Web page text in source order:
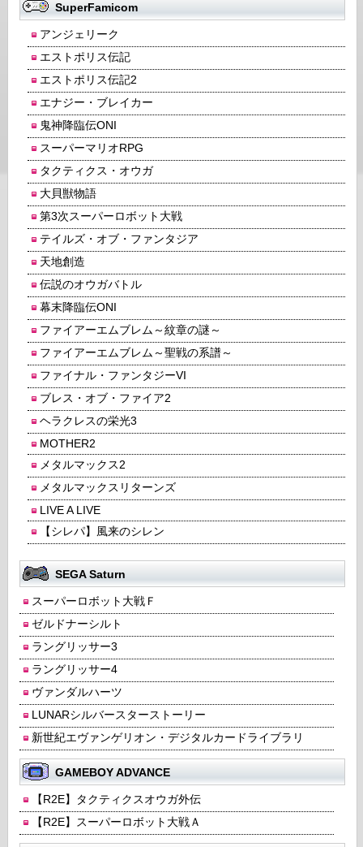
SuperFamicom
アンジェリーク
エストポリス伝記
エストポリス伝記2
エナジー・ブレイカー
鬼神降臨伝ONI
スーパーマリオRPG
タクティクス・オウガ
大貝獣物語
第3次スーパーロボット大戦
テイルズ・オブ・ファンタジア
天地創造
伝説のオウガバトル
幕末降臨伝ONI
ファイアーエムブレム～紋章の謎～
ファイアーエムブレム～聖戦の系譜～
ファイナル・ファンタジーVI
ブレス・オブ・ファイア2
ヘラクレスの栄光3
MOTHER2
メタルマックス2
メタルマックスリターンズ
LIVE A LIVE
【シレパ】風来のシレン
SEGA Saturn
スーパーロボット大戦Ｆ
ゼルドナーシルト
ラングリッサー3
ラングリッサー4
ヴァンダルハーツ
LUNARシルバースターストーリー
新世紀エヴァンゲリオン・デジタルカードライブラリ
GAMEBOY ADVANCE
【R2E】タクティクスオウガ外伝
【R2E】スーパーロボット大戦Ａ